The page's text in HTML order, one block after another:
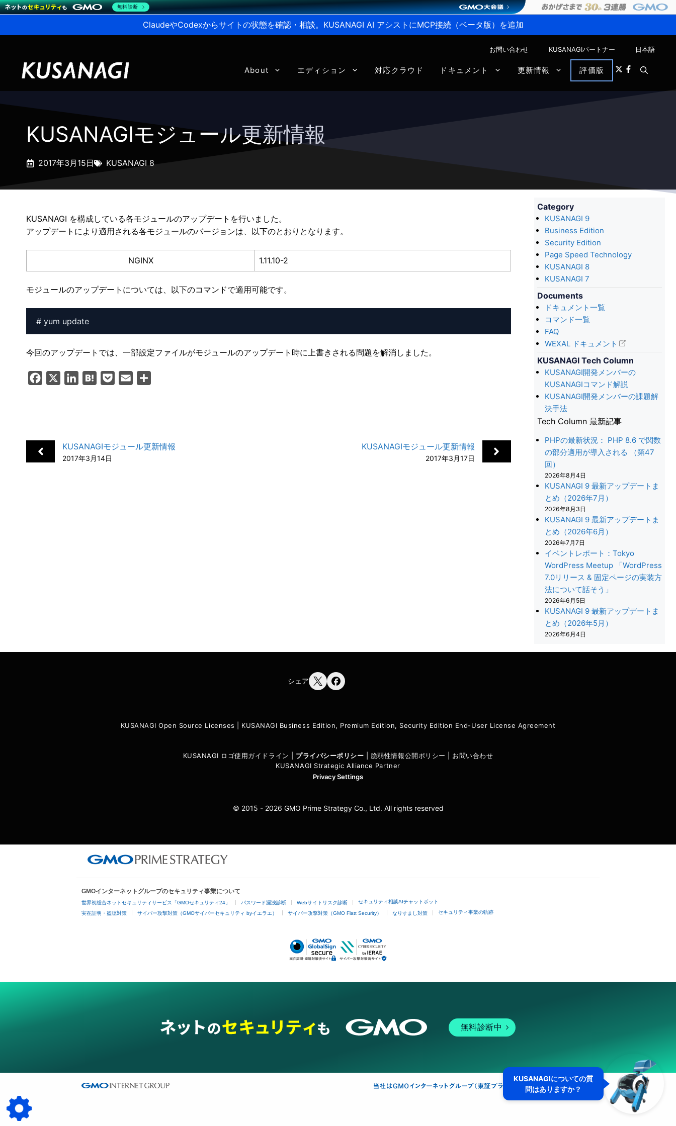
ClaudeやCodexからサイトの状態を確認・相談。KUSANAGI AI アシストにMCP接続（ベータ版）を追加
お問い合わせ KUSANAGIパートナー 日本語
About エディション 対応クラウド ドキュメント 更新情報 評価版
KUSANAGIモジュール更新情報
2017年3月15日 KUSANAGI 8
KUSANAGI を構成している各モジュールのアップデートを行いました。
アップデートにより適用される各モジュールのバージョンは、以下のとおりとなります。
NGINX 1.11.10-2
モジュールのアップデートについては、以下のコマンドで適用可能です。
今回のアップデートでは、一部設定ファイルがモジュールのアップデート時に上書きされる問題を解消しました。
o
o
d
I
a
t
KUSANAGIモジュール更新情報
2017年3月14日
KUSANAGIモジュール更新情報
2017年3月17日
Category
KUSANAGI 9
Business Edition
Security Edition
Page Speed Technology
KUSANAGI 8
KUSANAGI 7
Documents
ドキュメント一覧
コマンド一覧
FAQ
WEXAL ドキュメント
KUSANAGI Tech Column
KUSANAGI開発メンバーの
KUSANAGIコマンド解説
KUSANAGI開発メンバーの課題解
決手法
Tech Column 最新記事
PHPの最新状況： PHP 8.6 で関数
の部分適用が導入される （第47
回）
2026年8月4日
KUSANAGI 9 最新アップデートま
とめ（2026年7月）
2026年8月3日
KUSANAGI 9 最新アップデートま
とめ（2026年6月）
2026年7月7日
イベントレポート：Tokyo
WordPress Meetup 「WordPress
7.0リリース & 固定ページの実装方
法について話そう」
2026年6月5日
KUSANAGI 9 最新アップデートま
とめ（2026年5月）
2026年6月4日
シェア
KUSANAGI Open Source Licenses KUSANAGI Business Edition, Premium Edition, Security Edition End-User License Agreement
KUSANAGI ロゴ使用ガイドライン プライバシーポリシー 脆弱性情報公開ポリシー
お問い合わせ
KUSANAGI Strategic Alliance Partner
Privacy Settings
© 2015 - 2026 GMO Prime Strategy Co., Ltd. All rights reserved
GMOインターネットグループのセキュリティ事業について
世界初総合ネットセキュリティサービス「GMOセキュリティ24」 パスワード漏洩診断 Webサイトリスク診断 セキュリティ相談AIチャットボット
実在証明・盗聴対策 サイバー攻撃対策（GMOサイバーセキュリティ byイエラエ） サイバー攻撃対策（GMO Flatt Security） なりすまし対策 セキュリティ事業の軌跡
無料診断中
KUSANAGIについての質
問はありますか？
無料診断